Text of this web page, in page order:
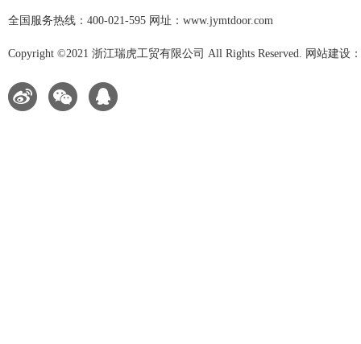
全国服务热线：400-021-595 网址：www.jymtdoor.com
Copyright ©2021 浙江瑞虎工贸有限公司 All Rights Reserved. 网站建设：